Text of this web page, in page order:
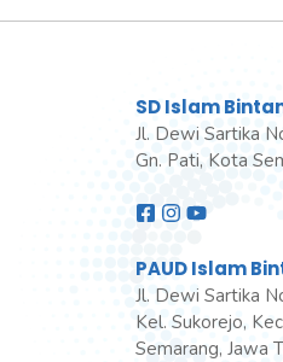
SD Islam
Jl. Dewi Sartika
Gn. Pati, Kota
PAUD Islam
Jl. Dewi Sartika
Kel. Sukorejo,
Semarang, Jawa